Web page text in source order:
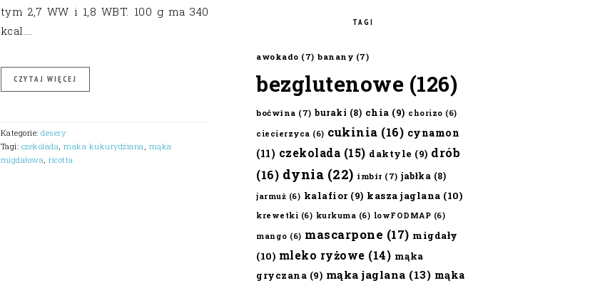
tym 2,7 WW i 1,8 WBT. 100 g ma 340
kcal….
CZYTAJ WIĘCEJ
Kategorie:desery
Tagi: czekolada ,maka kukurydziana mąka
migdałowa ,ricotta
TAGI
awokado (7) banany (7)
bezglutenowe (126)
boćwina (7) buraki (8) chia (9) chorizo (6)
ciecierzyca (6) cukinia (16) cynamon
(11) czekolada (15) daktyle (9) drób
(16) dynia (22) imbir (7) jabłka (8)
jarmuż (6) kalafior(9) kasza jaglana (10)
krewetki (6) kurkuma (6) lowFODMAP (6)
mango (6) mascarpone (17) migdały
(10) mleko ryżowe (14) mąka
gryczana (9) mąka jaglana (13) mąka